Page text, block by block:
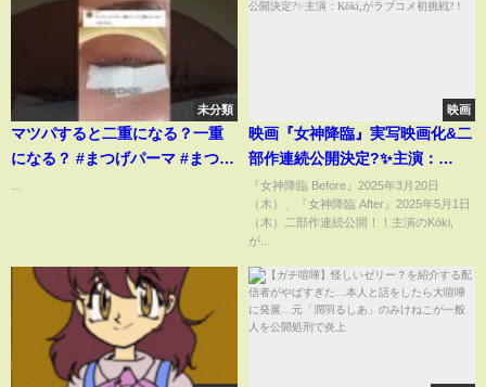
未分類
マツパすると二重になる？一重
になる？ #まつげパーマ #まつ毛
映画
映画『女神降臨』実写映画化&二
部作連続公開決定?✨主演：
Kōki,がラブコメ初挑戦?！
『女神降臨 Before』2025年3月20日
（木）、『女神降臨 After』2025年5月1日
（木）二部作連続公開！！主演のKōki,
が...